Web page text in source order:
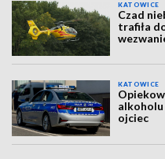
KATOWICE
Czad
trafiła
KATOWICE
alkoholu
ojciec